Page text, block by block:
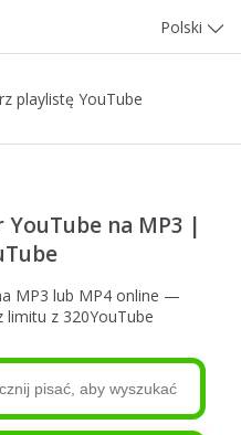
Polski
playlistę YouTube
na MP3 |
MP3 lub MP4 online —
limitu z 320YouTube